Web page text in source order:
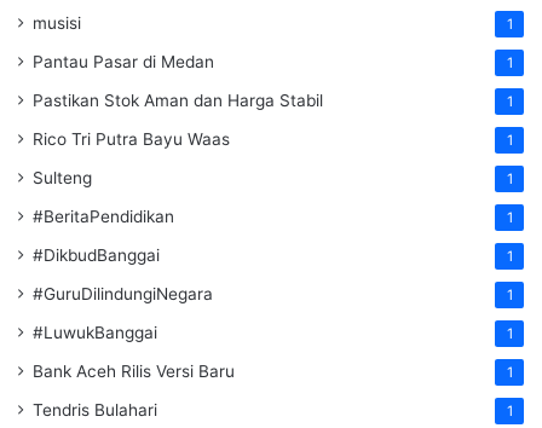
musisi 1
Pantau Pasar di Medan 1
Pastikan Stok Aman dan Harga Stabil 1
Rico Tri Putra Bayu Waas 1
Sulteng 1
#BeritaPendidikan 1
#DikbudBanggai 1
#GuruDilindungiNegara 1
#LuwukBanggai 1
Bank Aceh Rilis Versi Baru 1
Tendris Bulahari 1